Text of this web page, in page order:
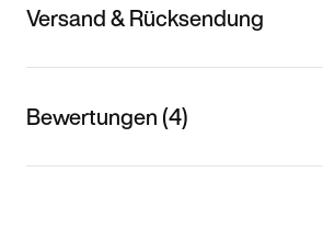
Versand & Rücksendung
Bewertungen (4)